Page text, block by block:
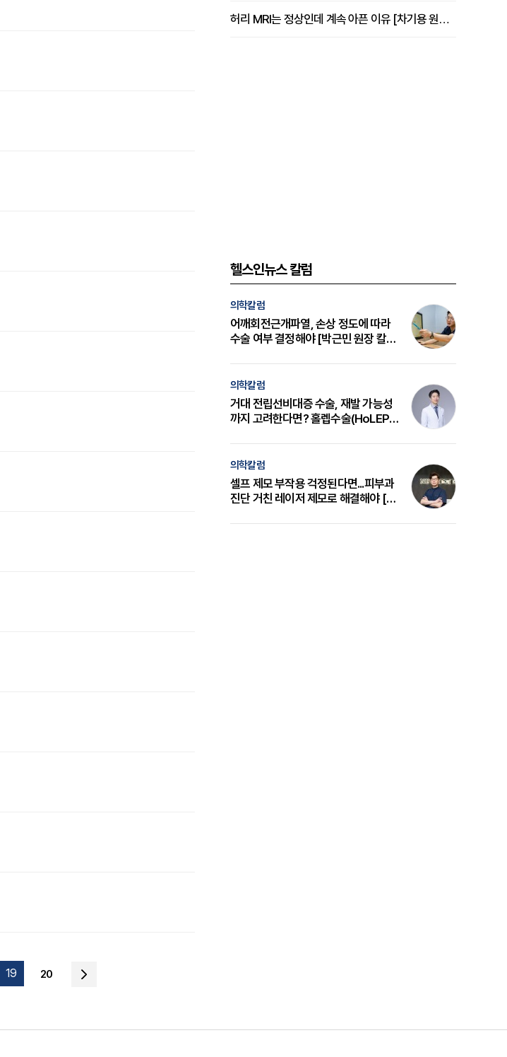
19 20
허리 MRI는 정상인데 계속 아픈 이유 [차기용 원장 칼럼]
헬스인뉴스 칼럼
의학칼럼
어깨회전근개파열, 손상 정도에 따라
수술 여부 결정해야 [박근민 원장 칼
의학칼럼
거대 전립선비대증 수술, 재발 가능성
까지 고려한다면? 홀렙수술(HoLEP)
의학칼럼
셀프 제모 부작용 걱정된다면...피부과
진단 거친 레이저 제모로 해결해야 [변